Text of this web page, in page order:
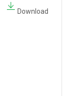
Download